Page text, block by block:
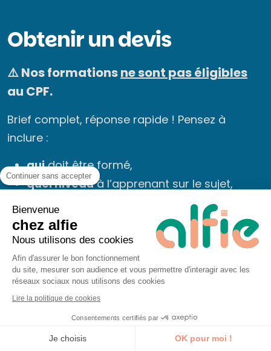
Obtenir un devis
⚠️ Nos formationsne sont pas éligibles
au CPF.
Brief complet, réponse rapide ! Pensez à
inclure :
quidoit être formé,
quel niveauà l’apprenant sur le sujet,
distanciel / présentiel
(et le lieu).
On vous rappelle dans les 24h.
♿ Public en situation de handicap, nous écrire à
bonjour@alfieformation.com
Continuer sans accepter
Bienvenue
chez alfie
Nous utilisons des cookies
Afin d'assurer le bon fonctionnement
du site, mesurer son audience et vous permettre d'interagir avec les
réseaux sociaux nous utilisons des cookies
Lire la politique de cookies
Consentements certifiés par
Je choisis OK pour moi !